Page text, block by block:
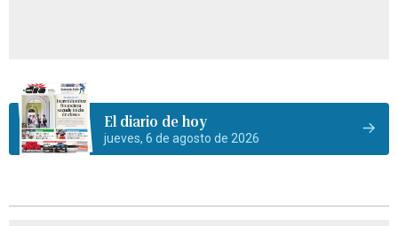
El diario de hoy
jueves, 6 de agosto de 2026